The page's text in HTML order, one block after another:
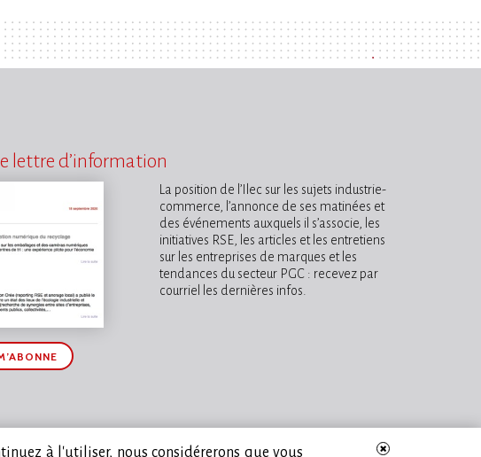
lettre d’information
La position de l’Ilec sur les sujets industrie-
commerce, l’annonce de ses matinées et
des événements auxquels il s’associe, les
initiatives RSE, les articles et les entretiens
sur les entreprises de marques et les
tendances du secteur PGC : recevez par
courriel les dernières infos.
à l'utiliser, nous considérerons que vous